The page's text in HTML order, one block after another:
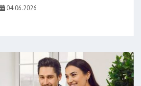
04.06.2026